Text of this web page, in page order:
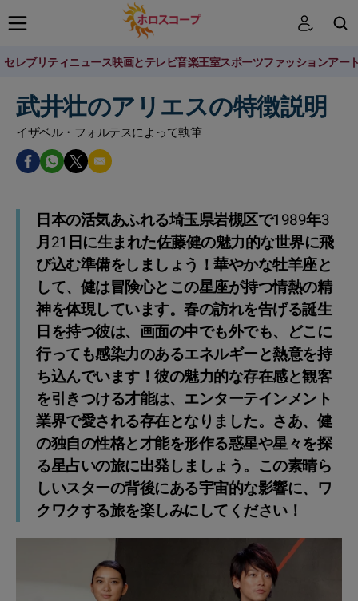
セレブリティニュース映画とテレビ音楽王室スポーツファッションアー
検索
武井壮のアリエスの特徴説明
イザベル・フォルテスによって執筆
日本の活気あふれる埼玉県岩槻区で1989年3
月21日に生まれた佐藤健の魅力的な世界に飛
び込む準備をしましょう！華やかな牡羊座と
して、健は冒険心とこの星座が持つ情熱の精
神を体現しています。春の訪れを告げる誕生
日を持つ彼は、画面の中でも外でも、どこに
行っても感染力のあるエネルギーと熱意を持
ち込んでいます！彼の魅力的な存在感と観客
を引きつける才能は、エンターテインメント
業界で愛される存在となりました。さあ、健
の独自の性格と才能を形作る惑星や星々を探
る星占いの旅に出発しましょう。この素晴ら
しいスターの背後にある宇宙的な影響に、ワ
クワクする旅を楽しみにしてください！